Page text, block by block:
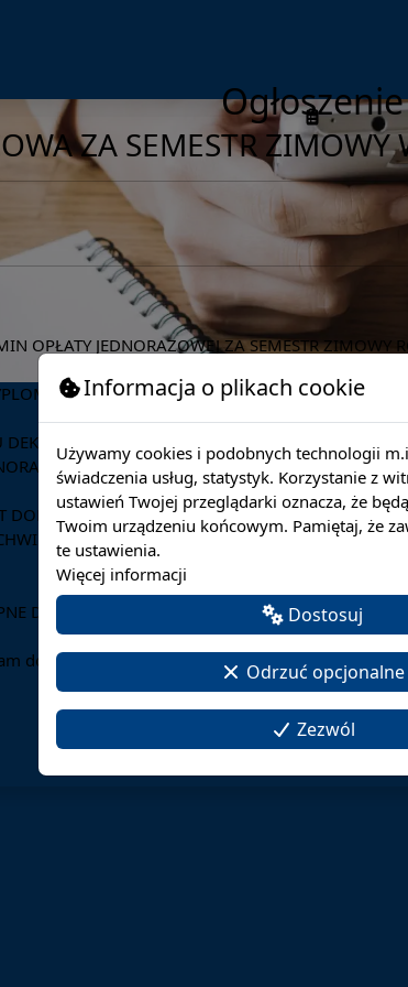
Ogłoszenie
ZA SEMESTR
OPŁATY JEDNORAZOWEJ ZA SEMESTR
15.10.2025)
DEKLARACJI WPŁATY JEDNORAZOWEJ BRAK
JEDYNIE NA INDYWIDUALNE KONTO
PODEJRZEĆ PO ZALOGOWANU DO
DO POBRANIA PO ZALOGOWANIU SIĘ DO
do kontaktu z Kwesturą AHNS poprzez e-mail
Informacja o plikach cookie
Używamy cookies i podobnych technologii
świadczenia usług, statystyk. Korzystanie z
ustawień Twojej przeglądarki oznacza, że
Twoim urządzeniu końcowym. Pamiętaj, że
te ustawienia.
Więcej informacji
Dostosuj
Odrzuć opcjonalne
Zezwól